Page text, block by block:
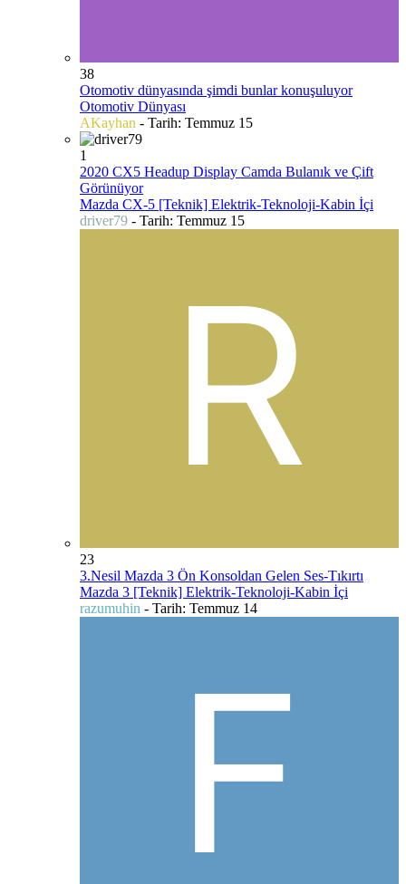
38
Otomotiv dünyasında şimdi bunlar konuşuluyor
Otomotiv Dünyası
AKayhan - Tarih: Temmuz 15
1
2020 CX5 Headup Display Camda Bulanık ve Çift
Görünüyor
Mazda CX-5 [Teknik] Elektrik-Teknoloji-Kabin İçi
driver79 - Tarih: Temmuz 15
23
3.Nesil Mazda 3 Ön Konsoldan Gelen Ses-Tıkırtı
Mazda 3 [Teknik] Elektrik-Teknoloji-Kabin İçi
razumuhin - Tarih: Temmuz 14